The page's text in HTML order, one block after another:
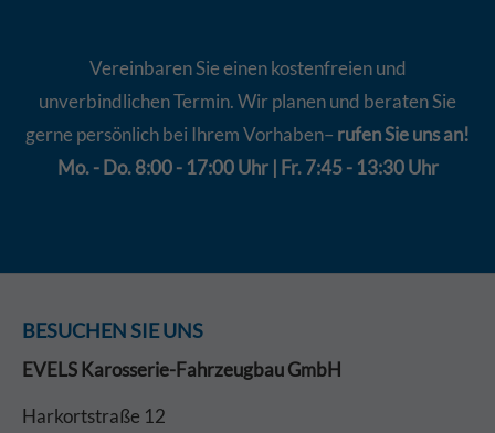
Vereinbaren Sie einen kostenfreien und
unverbindlichen Termin. Wir planen und beraten Sie
gerne persönlich bei Ihrem Vorhaben– rufen Sie uns an!
Mo. - Do. 8:00 - 17:00 Uhr | Fr. 7:45 - 13:30 Uhr
BESUCHEN SIE UNS
EVELS Karosserie-Fahrzeugbau GmbH
Harkortstraße 12